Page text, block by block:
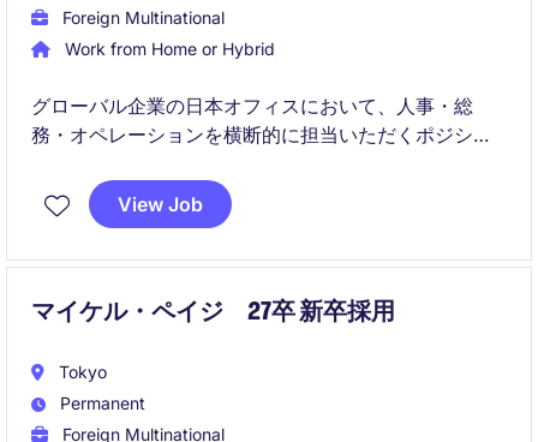
Foreign Multinational
Work from Home or Hybrid
グローバル企業の日本オフィスにおいて、人事・総
務・オペレーションを横断的に担当いただくポジショ
APAC HR Directorと連携しながら、日本における人事
基盤の構築や組織運営をリードしていただきます。
View Job
マイケル・ペイジ 27卒 新卒採用
Tokyo
Permanent
Foreign Multinational